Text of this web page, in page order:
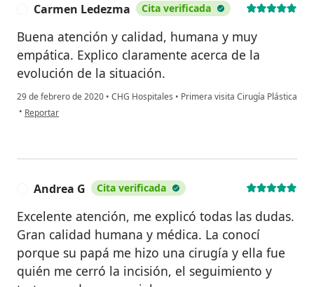
Carmen Ledezma Cita verificada
Buena atención y calidad, humana y muy
empática. Explico claramente acerca de la
evolución de la situación.
29 de febrero de 2020 • CHG Hospitales • Primera visita Cirugía Plástica
• en opinión del usuario Carmen Ledezma
Reportar
Andrea G Cita verificada
Excelente atención, me explicó todas las dudas.
Gran calidad humana y médica. La conocí
porque su papá me hizo una cirugía y ella fue
quién me cerró la incisión, el seguimiento y